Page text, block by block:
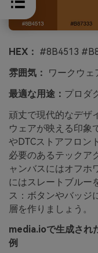
HEX： #8B4513
雰囲気：
ワークウェ
最適な用途： プロダ
頑丈で現代的なデザ
ウェアが映える印象
やDTCストアフロン
必要のあるテックア
ャンバスにはオフホ
にはスレートブルー
ス：ボタンやバッジ
層を作りましょう。
media.ioで生成さ
例